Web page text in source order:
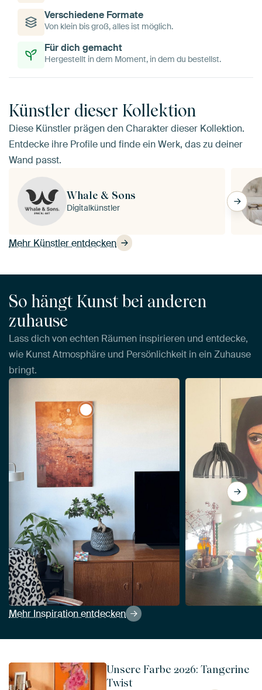
Verschiedene Formate
Von klein bis groß, alles ist möglich.
Für dich gemacht
Hergestellt in dem Moment, in dem du bestellst.
Künstler dieser Kollektion
Diese Künstler prägen den Charakter dieser Kollektion.
Entdecke ihre Profile und finde ein Werk, das zu deiner
Wand passt.
Mehr Künstler entdecken
Whale & Sons
Digitalkünstler
So hängt Kunst bei anderen
zuhause
Lass dich von echten Räumen inspirieren und entdecke,
wie Kunst Atmosphäre und Persönlichkeit in ein Zuhause
bringt.
Mehr Inspiration entdecken
View Träume von Albaicín von Whale
Unsere Farbe 2026: Tangerine
Twist